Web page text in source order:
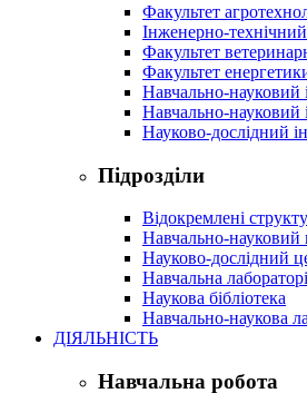
Факультет
Інженерно-
Факультет
Факультет
Навчально-науковий
Навчально-науковий
Науково-дослідний
Підрозділи
Відокремлені
Навчально-науковий
Науково-дослідний
Навчальна
Наукова бібліотека
Навчально-наукова
ДІЯЛЬНІСТЬ
Навчальна робота